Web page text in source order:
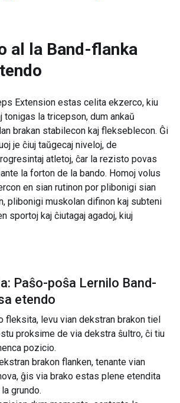
al la Band-flanka
Extension estas celita ekzerco, kiu
la tricepson, dum ankaŭ
brakan stabilecon kaj flekseblecon. Ĝi
je ĉiuj taŭgecaj niveloj, de
atletoj, ĉar la rezisto povas
la forton de la bando. Homoj volus
en sian rutinon por plibonigi sian
plibonigi muskolan difinon kaj subteni
sportoj kaj ĉiutagaj agadoj, kiuj
Paŝo-poŝa Lernilo Band-
etendo
fleksita, levu vian dekstran brakon tiel
proksime de via dekstra ŝultro, ĉi tiu
pozicio.
brakon flanken, tenante vian
ĝis via brako estas plene etendita
grundo.